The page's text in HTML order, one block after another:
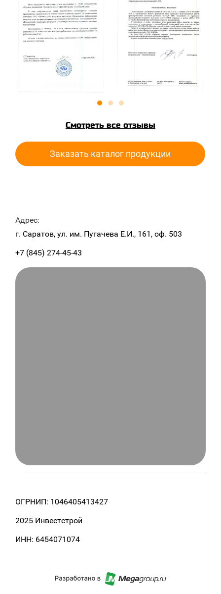
Смотреть все отзывы
Заказать каталог продукции
Адрес:
г. Саратов, ул. им. Пугачева Е.И., 161, оф. 503
+7 (845) 274-45-43
ОГРНИП: 1046405413427
2025 Инвестстрой
ИНН: 6454071074